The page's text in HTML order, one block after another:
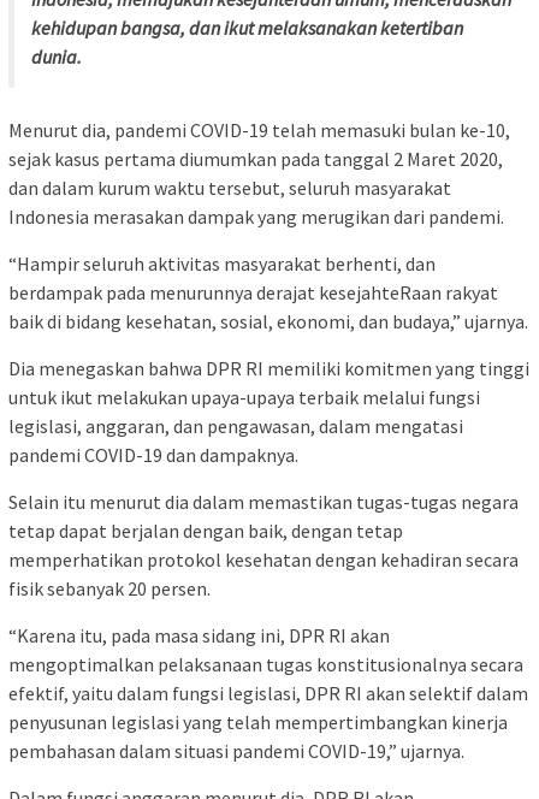
kehidupan bangsa, dan ikut melaksanakan ketertiban
dunia.
Menurut dia, pandemi COVID-19 telah memasuki bulan ke-10,
sejak kasus pertama diumumkan pada tanggal 2 Maret 2020,
dan dalam kurum waktu tersebut, seluruh masyarakat
Indonesia merasakan dampak yang merugikan dari pandemi.
“Hampir seluruh aktivitas masyarakat berhenti, dan
berdampak pada menurunnya derajat kesejahteRaan rakyat
baik di bidang kesehatan, sosial, ekonomi, dan budaya,” ujarnya.
Dia menegaskan bahwa DPR RI memiliki komitmen yang tinggi
untuk ikut melakukan upaya-upaya terbaik melalui fungsi
legislasi, anggaran, dan pengawasan, dalam mengatasi
pandemi COVID-19 dan dampaknya.
Selain itu menurut dia dalam memastikan tugas-tugas negara
tetap dapat berjalan dengan baik, dengan tetap
memperhatikan protokol kesehatan dengan kehadiran secara
fisik sebanyak 20 persen.
“Karena itu, pada masa sidang ini, DPR RI akan
mengoptimalkan pelaksanaan tugas konstitusionalnya secara
efektif, yaitu dalam fungsi legislasi, DPR RI akan selektif dalam
penyusunan legislasi yang telah mempertimbangkan kinerja
pembahasan dalam situasi pandemi COVID-19,” ujarnya.